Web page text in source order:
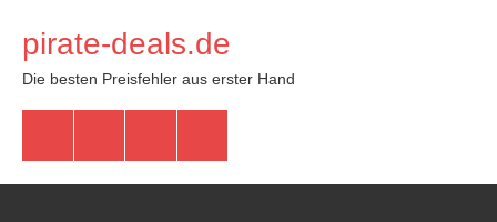
Inhalt
springen
pirate-deals.de
Die besten Preisfehler aus erster Hand